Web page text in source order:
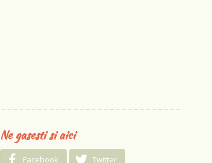
Ne gasesti si aici
Facebook Twitter